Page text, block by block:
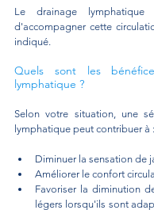
Le drainage
d'accompagner cette
indiqué.
Quels sont les
lymphatique ?
Selon votre situation, une
lymphatique peut contribuer à :
Diminuer la sensation de
Améliorer le confort
Favoriser la diminution
légers lorsqu'ils sont